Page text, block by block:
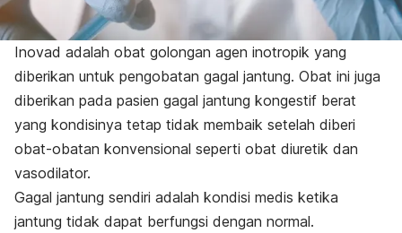
Inovad adalah obat golongan agen inotropik yang
diberikan untuk pengobatan gagal jantung. Obat ini juga
diberikan pada pasien gagal jantung kongestif berat
yang kondisinya tetap tidak membaik setelah diberi
obat-obatan konvensional seperti obat diuretik dan
vasodilator.
Gagal jantung sendiri adalah kondisi medis ketika
jantung tidak dapat berfungsi dengan normal.